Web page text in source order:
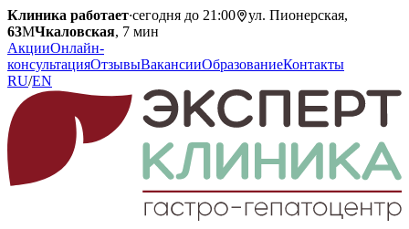
Клиника работает·сегодня до 21:00
ул. Пионерская,
63МЧкаловская, 7 мин
АкцииОнлайн-
консультацияОтзывыВакансииОбразованиеКонтакты
RU/EN